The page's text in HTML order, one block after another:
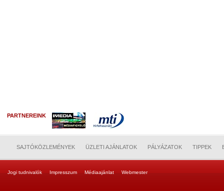
PARTNEREINK
SAJTÓKÖZLEMÉNYEK ÜZLETI AJÁNLATOK PÁLYÁZATOK TIPPEK
Jogi tudnivalók Impresszum Médiaajánlat Webmester